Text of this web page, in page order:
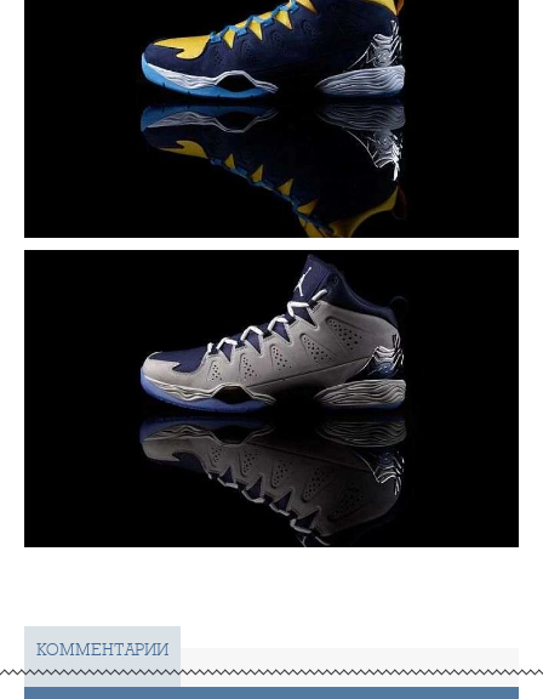
КОММЕНТАРИИ